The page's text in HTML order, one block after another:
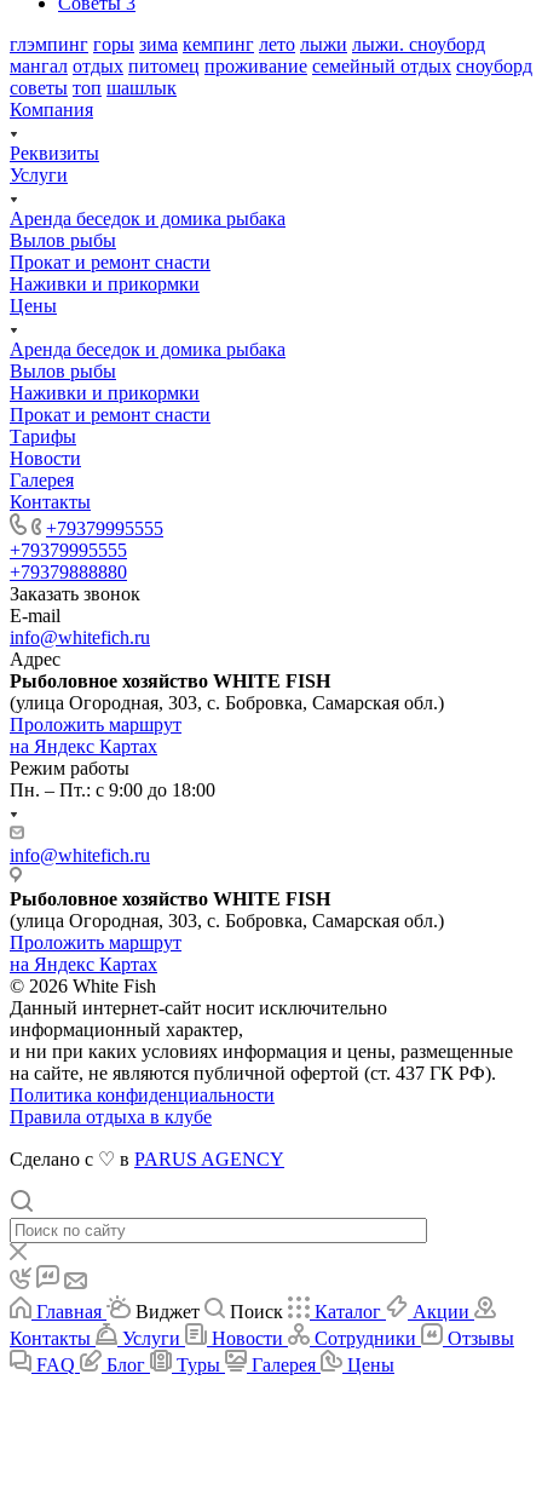
глэмпинг горы зима кемпинг лето лыжи лыжи. сноуборд
мангал отдых питомец проживание семейный отдых сноуборд
советы топ шашлык
Компания
Реквизиты
Услуги
Аренда беседок и домика рыбака
Вылов рыбы
Прокат и ремонт снасти
Наживки и прикормки
Цены
Аренда беседок и домика рыбака
Вылов рыбы
Наживки и прикормки
Прокат и ремонт снасти
Тарифы
Новости
Галерея
Контакты
+79379995555
+79379995555
+79379888880
Заказать звонок
E-mail
info@whitefich.ru
Адрес
Рыболовное хозяйство WHITE FISH
(улица Огородная, 303, с. Бобровка, Самарская обл.)
Проложить маршрут
на Яндекс Картах
Режим работы
Пн. – Пт.: с 9:00 до 18:00
info@whitefich.ru
Рыболовное хозяйство WHITE FISH
(улица Огородная, 303, с. Бобровка, Самарская обл.)
Проложить маршрут
на Яндекс Картах
© 2026 White Fish
Данный интернет-сайт носит исключительно
информационный характер,
и ни при каких условиях информация и цены, размещенные
на сайте, не являются публичной офертой (ст. 437 ГК РФ).
Политика конфиденциальности
Правила отдыха в клубе
Сделано с ♡ в PARUS AGENCY
Главная Виджет Поиск Каталог
Акции
Контакты
Услуги Новости Сотрудники
Отзывы
FAQ
Блог Туры Галерея Цены